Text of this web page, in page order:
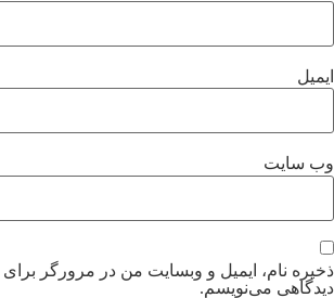
ایمیل
وب‌ سایت
ذخیره نام، ایمیل و وبسایت من در مرورگر برای
دیدگاهی می‌نویسم.